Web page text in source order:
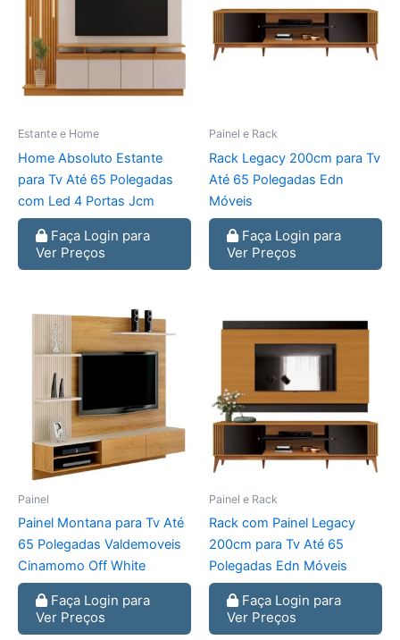
Estante e Home
Home Absoluto Estante
para Tv Até 65 Polegadas
com Led 4 Portas Jcm
Faça Login para
Ver Preços
Painel e Rack
Rack Legacy 200cm para Tv
Até 65 Polegadas Edn
Móveis
Faça Login para
Ver Preços
Painel
Painel Montana para Tv Até
65 Polegadas Valdemoveis
Cinamomo Off White
Faça Login para
Ver Preços
Painel e Rack
Rack com Painel Legacy
200cm para Tv Até 65
Polegadas Edn Móveis
Faça Login para
Ver Preços